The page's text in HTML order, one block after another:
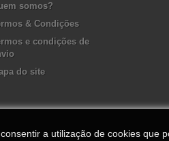
somos?
& Condições
e condições de
do site
a utilização de cookies que